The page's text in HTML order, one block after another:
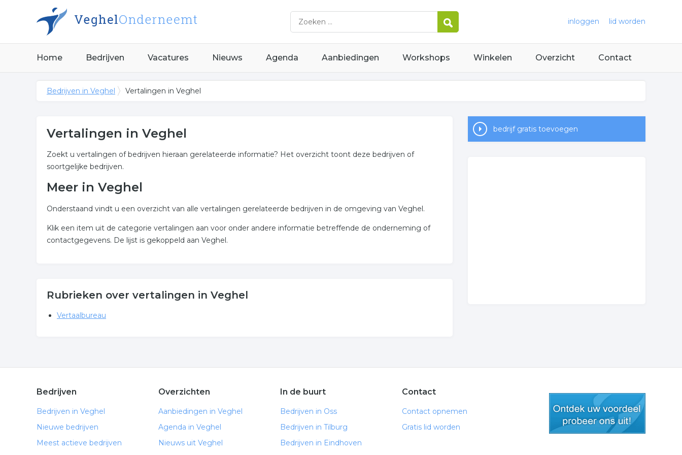
inloggen lid worden
Home Bedrijven Vacatures Nieuws Agenda Aanbiedingen Workshops Winkelen Overzicht Contact
Bedrijven in Veghel Vertalingen in Veghel
Vertalingen in Veghel
Zoekt u vertalingen of bedrijven hieraan gerelateerde informatie? Het overzicht toont deze bedrijven of
soortgelijke bedrijven.
Meer in Veghel
Onderstaand vindt u een overzicht van alle vertalingen gerelateerde bedrijven in de omgeving van Veghel.
Klik een item uit de categorie vertalingen aan voor onder andere informatie betreffende de onderneming of
contactgegevens. De lijst is gekoppeld aan Veghel.
Rubrieken over vertalingen in Veghel
Vertaalbureau
bedrijf gratis toevoegen
Bedrijven
Bedrijven in Veghel
Nieuwe bedrijven
Meest actieve bedrijven
Overzichten
Aanbiedingen in Veghel
Agenda in Veghel
Nieuws uit Veghel
In de buurt
Bedrijven in Oss
Bedrijven in Tilburg
Bedrijven in Eindhoven
Contact
Contact opnemen
Gratis lid worden